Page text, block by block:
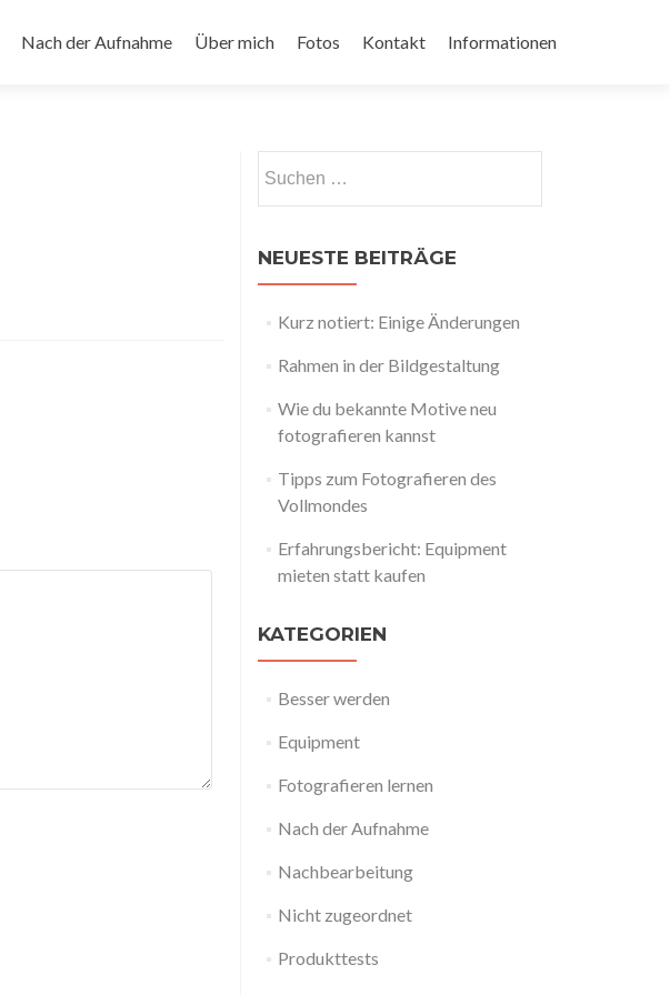
Nach der Aufnahme Über mich Fotos Kontakt Informationen
nach:
NEUESTE BEITRÄGE
Kurz notiert: Einige Änderungen
Rahmen in der Bildgestaltung
Wie du bekannte Motive neu
fotografieren kannst
Tipps zum Fotografieren des
Vollmondes
Erfahrungsbericht: Equipment
mieten statt kaufen
KATEGORIEN
Besser werden
Equipment
Fotografieren lernen
Nach der Aufnahme
Nachbearbeitung
Nicht zugeordnet
Produkttests